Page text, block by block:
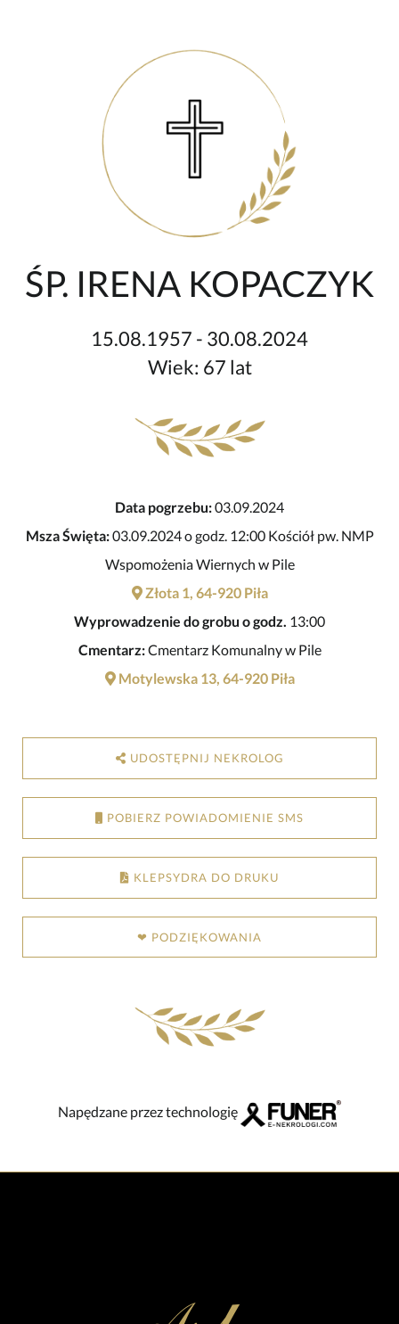
ŚP. IRENA KOPACZYK
15.08.1957 - 30.08.2024
Wiek: 67 lat
Data pogrzebu:03.09.2024
Msza Święta:03.09.2024 o godz. 12:00 Kościół pw. NMP
Wspomożenia Wiernych w Pile
Złota 1, 64-920 Piła
Wyprowadzenie do grobu o godz. 13:00
Cmentarz:Cmentarz Komunalny w Pile
Motylewska 13, 64-920 Piła
UDOSTĘPNIJ NEKROLOG
POBIERZ POWIADOMIENIE SMS
KLEPSYDRA DO DRUKU
❤ PODZIĘKOWANIA
Napędzane przez technologię